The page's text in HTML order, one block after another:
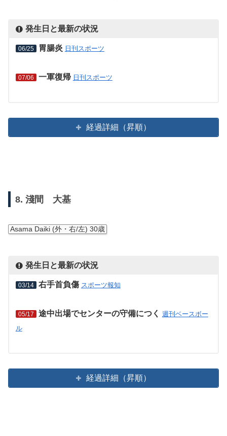
発生日と最新の状況
06/25 胃腸炎 日刊スポーツ
07/06 一軍復帰 日刊スポーツ
経過詳細（昇順）
8. 淺間 大基
Asama Daiki (外・右/左) 30歳
発生日と最新の状況
03/14 右手首負傷 スポーツ報知
05/17 途中出場でセンターの守備につく 週刊ベースボー
ル
経過詳細（昇順）